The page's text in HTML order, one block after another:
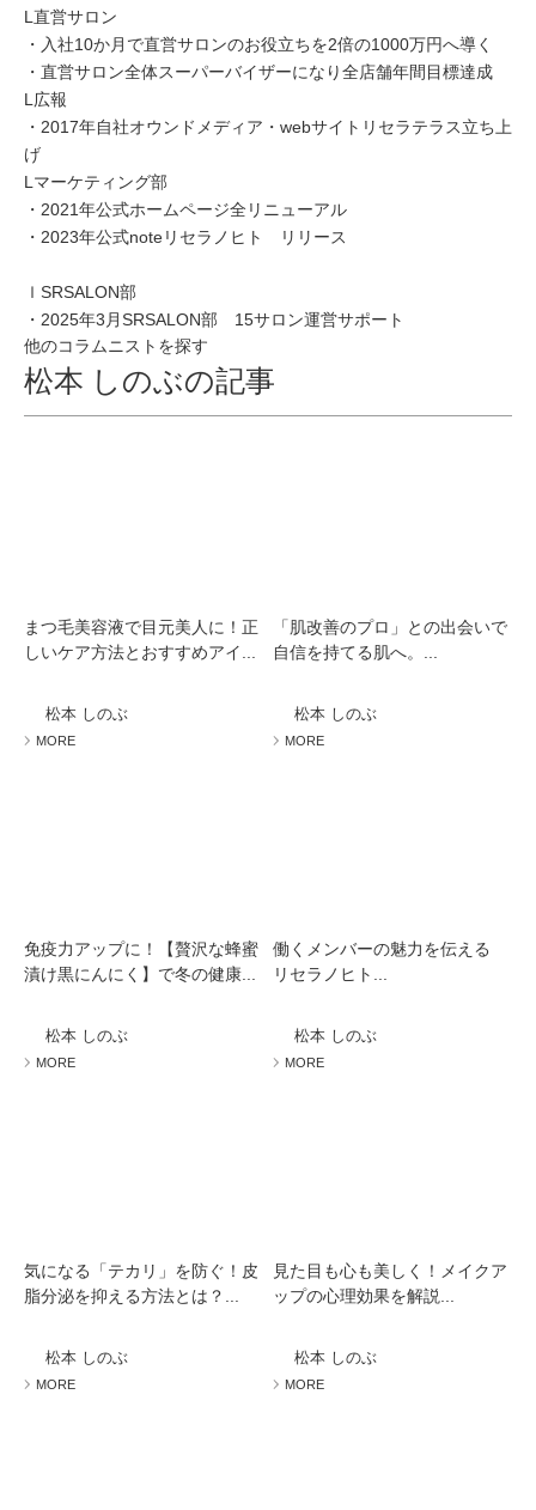
L直営サロン
・入社10か月で直営サロンのお役立ちを2倍の1000万円へ導く
・直営サロン全体スーパーバイザーになり全店舗年間目標達成
L広報
・2017年自社オウンドメディア・webサイトリセラテラス立ち上
げ
Lマーケティング部
・2021年公式ホームページ全リニューアル
・2023年公式noteリセラノヒト リリース
ｌSRSALON部
・2025年3月SRSALON部 15サロン運営サポート
他のコラムニストを探す
松本 しのぶの記事
まつ毛美容液で目元美人に！正
しいケア方法とおすすめアイ...
松本 しのぶ
MORE
「肌改善のプロ」との出会いで
自信を持てる肌へ。...
松本 しのぶ
MORE
免疫力アップに！【贅沢な蜂蜜
漬け黒にんにく】で冬の健康...
松本 しのぶ
MORE
働くメンバーの魅力を伝える
リセラノヒト...
松本 しのぶ
MORE
気になる「テカリ」を防ぐ！皮
脂分泌を抑える方法とは？...
松本 しのぶ
MORE
見た目も心も美しく！メイクア
ップの心理効果を解説...
松本 しのぶ
MORE